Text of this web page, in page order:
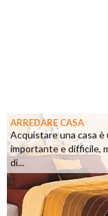
ARREDARE CASA
Acquistare una casa
importante e difficile,
di...